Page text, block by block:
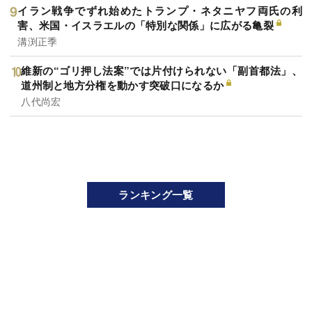
イラン戦争でずれ始めたトランプ・ネタニヤフ両氏の利
害、米国・イスラエルの「特別な関係」に広がる亀裂
溝渕正季
維新の“ゴリ押し法案”では片付けられない「副首都法」、
道州制と地方分権を動かす突破口になるか
八代尚宏
ランキング一覧